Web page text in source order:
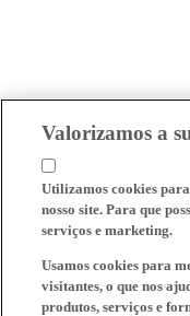
Valorizamos a
Utilizamos cookies
nosso site. Para que
serviços e marketing.
Usamos cookies para
visitantes, o que nos
produtos, serviços e